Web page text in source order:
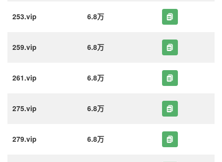
253.vip 6.8万
259.vip 6.8万
261.vip 6.8万
275.vip 6.8万
279.vip 6.8万